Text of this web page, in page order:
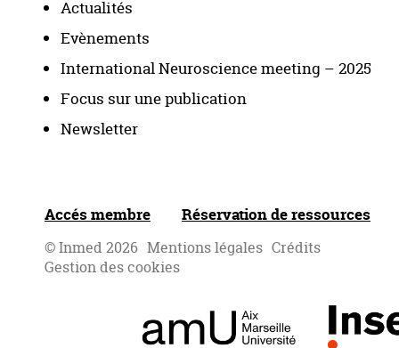
Actualités
Evènements
International Neuroscience meeting – 2025
Focus sur une publication
Newsletter
Accés membre Réservation de ressources
© Inmed 2026 Mentions légales Crédits
Gestion des cookies